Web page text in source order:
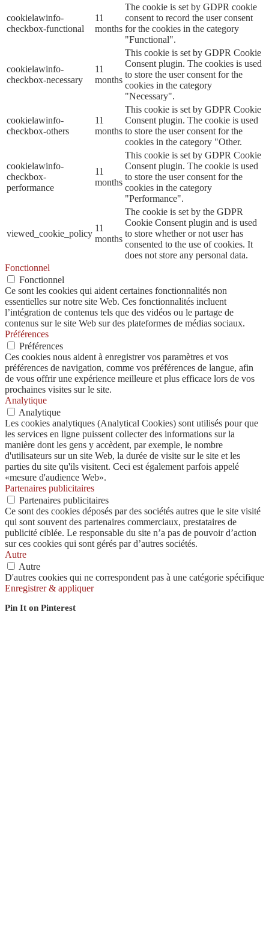
cookielawinfo-
checkbox-functional
11
months
The cookie is set by GDPR cookie
consent to record the user consent
for the cookies in the category
"Functional".
cookielawinfo-
checkbox-necessary
11
months
This cookie is set by GDPR Cookie
Consent plugin. The cookies is used
to store the user consent for the
cookies in the category
"Necessary".
cookielawinfo-
checkbox-others
11
months
This cookie is set by GDPR Cookie
Consent plugin. The cookie is used
to store the user consent for the
cookies in the category "Other.
cookielawinfo-
checkbox-
performance
11
months
This cookie is set by GDPR Cookie
Consent plugin. The cookie is used
to store the user consent for the
cookies in the category
"Performance".
viewed_cookie_policy
11
months
The cookie is set by the GDPR
Cookie Consent plugin and is used
to store whether or not user has
consented to the use of cookies. It
does not store any personal data.
Fonctionnel
Fonctionnel
Ce sont les cookies qui aident certaines fonctionnalités non
essentielles sur notre site Web. Ces fonctionnalités incluent
l’intégration de contenus tels que des vidéos ou le partage de
contenus sur le site Web sur des plateformes de médias sociaux.
Préférences
Préférences
Ces cookies nous aident à enregistrer vos paramètres et vos
préférences de navigation, comme vos préférences de langue, afin
de vous offrir une expérience meilleure et plus efficace lors de vos
prochaines visites sur le site.
Analytique
Analytique
Les cookies analytiques (Analytical Cookies) sont utilisés pour que
les services en ligne puissent collecter des informations sur la
manière dont les gens y accèdent, par exemple, le nombre
d'utilisateurs sur un site Web, la durée de visite sur le site et les
parties du site qu'ils visitent. Ceci est également parfois appelé
«mesure d'audience Web».
Partenaires publicitaires
Partenaires publicitaires
Ce sont des cookies déposés par des sociétés autres que le site visité
qui sont souvent des partenaires commerciaux, prestataires de
publicité ciblée. Le responsable du site n’a pas de pouvoir d’action
sur ces cookies qui sont gérés par d’autres sociétés.
Autre
Autre
D'autres cookies qui ne correspondent pas à une catégorie spécifique
Enregistrer & appliquer
Pin It on Pinterest